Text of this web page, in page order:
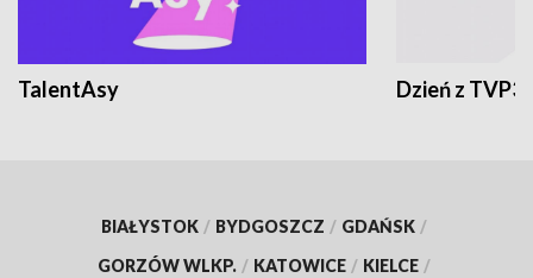
TalentAsy Dzień z TVP3
BIAŁYSTOK / BYDGOSZCZ / GDAŃSK /
GORZÓW WLKP. / KATOWICE / KIELCE /